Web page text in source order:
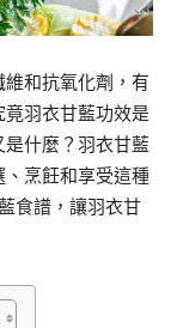
和抗氧化劑，有
羽衣甘藍功效是
什麼？羽衣甘藍
烹飪和享受這種
食譜，讓羽衣甘